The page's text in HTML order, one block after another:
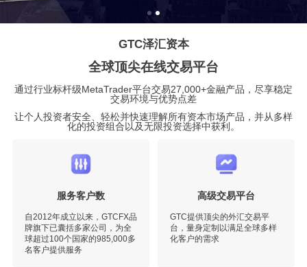
GTC泽汇资本
全球顶尖在线交易平台
通过行业标杆级MetaTrader平台交易27,000+金融产品，尽享稳定
交易环境与优势点差
让个人投资者安全、轻松并快速理解所有资本市场产品，并从多样
化的投资组合以及无限投资选择中获利。
服务客户数
自2012年成立以来，GTCFX品
牌旗下已囊括多家公司，为全
球超过100个国家的985,000多
名客户提供服务
高级交易平台
GTC提供顶尖的外汇交易平
台，量身定制以满足全球多样
化客户的需求